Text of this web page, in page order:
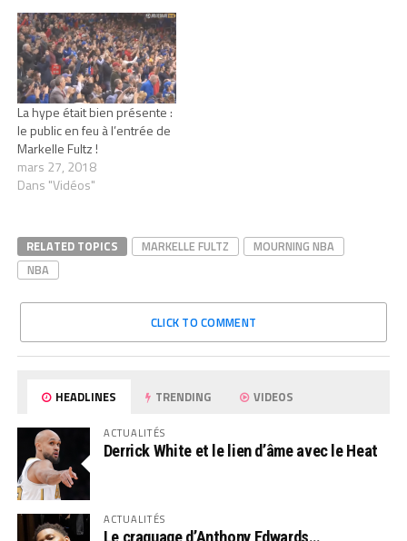
La hype était bien présente :
le public en feu à l’entrée de
Markelle Fultz !
mars 27, 2018
Dans "Vidéos"
RELATED TOPICS MARKELLE FULTZ
MOURNING NBA
NBA
CLICK TO COMMENT
HEADLINES TRENDING VIDEOS
ACTUALITÉS
Derrick White et le lien d’âme avec le Heat
ACTUALITÉS
Le craquage d’Anthony Edwards…